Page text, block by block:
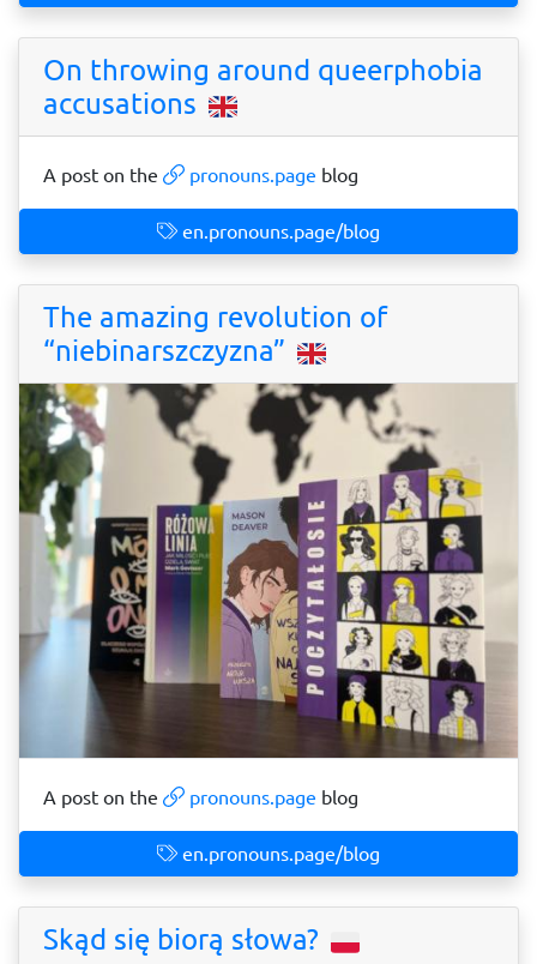
On throwing around queerphobia
accusations
A post on the pronouns.page blog
en.pronouns.page/blog
The amazing revolution of
“niebinarszczyzna”
A post on the pronouns.page blog
en.pronouns.page/blog
Skąd się biorą słowa?